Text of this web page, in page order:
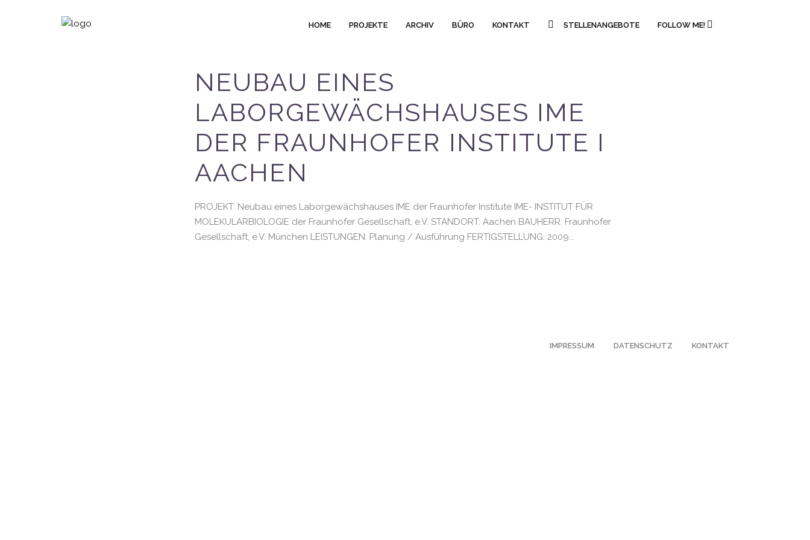
HOME PROJEKTE ARCHIV BÜRO KONTAKT STELLENANGEBOTE FOLLOW ME!
NEUBAU EINES
LABORGEWÄCHSHAUSES IME
DER FRAUNHOFER INSTITUTE I
AACHEN
PROJEKT: Neubau eines Laborgewächshauses IME der Fraunhofer Institute IME- INSTITUT FÜR
MOLEKULARBIOLOGIE der Fraunhofer Gesellschaft, e.V. STANDORT: Aachen BAUHERR: Fraunhofer
Gesellschaft, e.V. München LEISTUNGEN: Planung / Ausführung FERTIGSTELLUNG: 2009...
IMPRESSUM DATENSCHUTZ KONTAKT